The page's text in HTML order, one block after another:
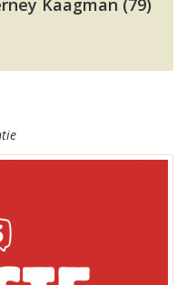
Kaagman (79)